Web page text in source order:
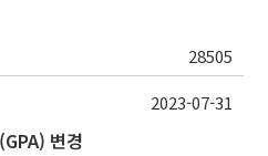
28505
변경
2023-07-31